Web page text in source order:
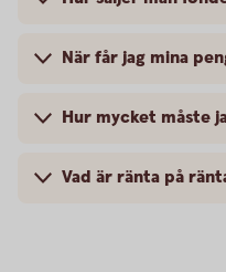
När får jag mina
Hur mycket måste
Vad är ränta på